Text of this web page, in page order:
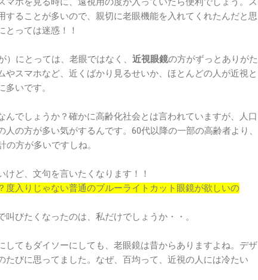
することが多いので、親切に老眼機能を入れてくれたんだと思
とっては迷惑！！
にとっては、老眼ではなく、 近視眼鏡の方がずっとありがた
やスマホなど、近くばかり見るせいか、ほとんどの人が近視と
いです。
んでしょうか？確かに高齢化社会とは言われていますが、人口
の方が多い気がするんです。60代以降の一部の高齢者より、
方が多いですしね。
ど、文句を言いたくなります！！
度入りじゃない普通のブルーライトカット眼鏡が欲しいの
びたくなったのは、私だけでしょうか・・。
してもダイソーにしても、老眼鏡は昔からありますよね。デザ
たびに思ってました。なぜ、百均って、近視の人には冷たい